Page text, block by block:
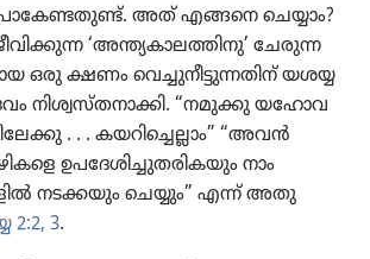
അത്‌ എങ്ങനെ ചെയ്യാം?
‘അന്ത്യകാ​ല​ത്തി​നു’ ചേരുന്ന
ഒരു ക്ഷണം വെച്ചു​നീ​ട്ടു​ന്ന​തിന്‌ യശയ്യ
നിശ്വസ്‌ത​നാ​ക്കി. “നമുക്കു യഹോ​വ​
. . . കയറി​ച്ചെ​ല്ലാം” “അവൻ
ഉപദേ​ശി​ച്ചു​ത​രി​ക​യും നാം
നടക്കയും ചെയ്യും” എന്ന്‌ അതു
2:2, 3.